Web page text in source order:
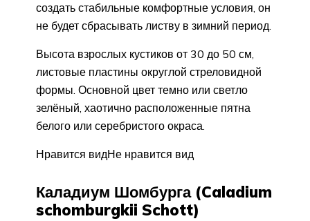
создать стабильные комфортные условия, он
не будет сбрасывать листву в зимний период.
Высота взрослых кустиков от 30 до 50 см,
листовые пластины округлой стреловидной
формы. Основной цвет темно или светло
зелёный, хаотично расположенные пятна
белого или серебристого окраса.
Нравится видНе нравится вид
Каладиум Шомбурга (Caladium
schomburgkii Schott)